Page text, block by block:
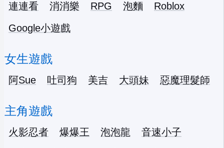
連連看
消消樂 RPG 泡麵
Roblox
Google小遊戲
女生遊戲
阿Sue 吐司狗 美吉 大頭妹 惡魔理髮師
主角遊戲
火影忍者 爆爆王 泡泡龍
音速小子